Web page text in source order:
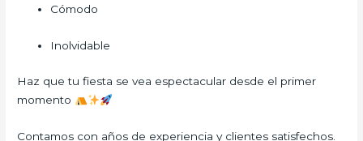
Cómodo
Inolvidable
Haz que tu fiesta se vea espectacular desde el primer
momento
Contamos con años de experiencia y clientes satisfechos.